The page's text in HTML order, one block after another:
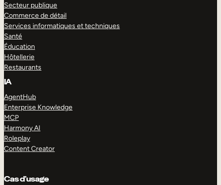
Secteur publique
Commerce de détail
Services informatiques et techniques
Santé
Éducation
Hôtellerie
Restaurants
IA
AgentHub
Enterprise Knowledge
MCP
Harmony AI
Roleplay
Content Creator
Cas d’usage